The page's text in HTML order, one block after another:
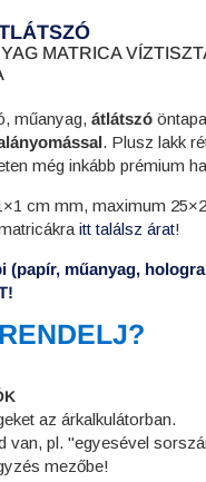
MATRICA
műanyag, átlátszó
. Plusz lakk
még inkább prémium
cm mm, maximum
itt találsz árat!
(papír, műanyag,
az árkalkulátorban.
van, pl. "egyesével
mezőbe!